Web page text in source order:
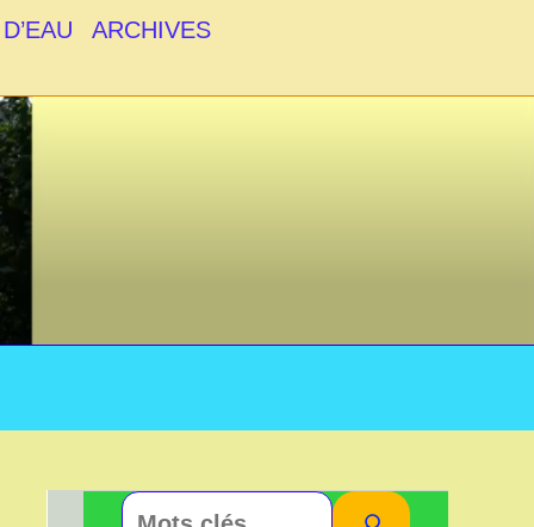
ARCHIVES
Rechercher